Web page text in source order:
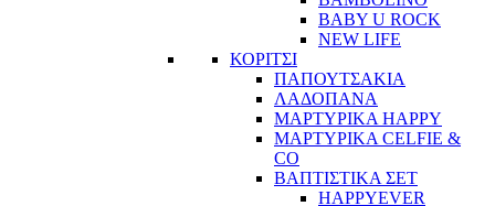
BABY U ROCK
NEW LIFE
ΚΟΡΙΤΣΙ
ΠΑΠΟΥΤΣΑΚΙΑ
ΛΑΔΟΠΑΝΑ
ΜΑΡΤΥΡΙΚΑ HAPPY
ΜΑΡΤΥΡΙΚΑ CELFIE &
CO
ΒΑΠΤΙΣΤΙΚΑ ΣΕΤ
HAPPYEVER